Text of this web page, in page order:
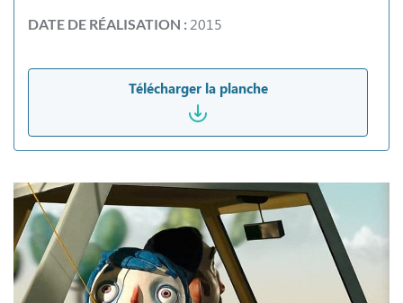
DATE DE RÉALISATION :2015
Télécharger la planche